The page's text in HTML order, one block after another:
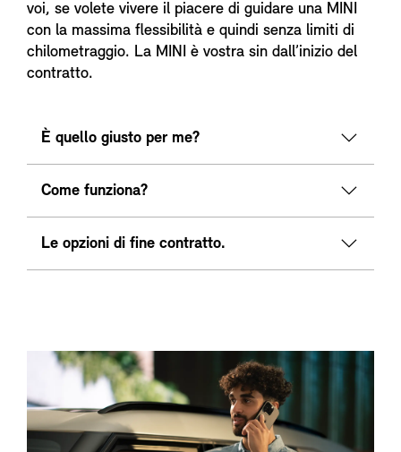
voi, se volete vivere il piacere di guidare una MINI
con la massima flessibilità e quindi senza limiti di
chilometraggio. La MINI è vostra sin dall’inizio del
contratto.
È quello giusto per me?
Come funziona?
Le opzioni di fine contratto.